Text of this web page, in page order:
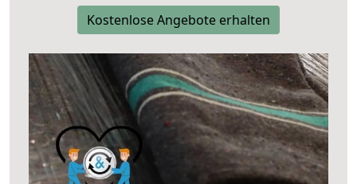
Kostenlose Angebote erhalten